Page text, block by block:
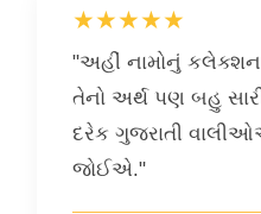
★★★★★
"અહીં નામોનું
તેનો અર્થ પણ બહુ
દરેક ગુજરાતી
જોઈએ."